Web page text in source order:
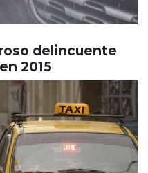
delincuente
2015